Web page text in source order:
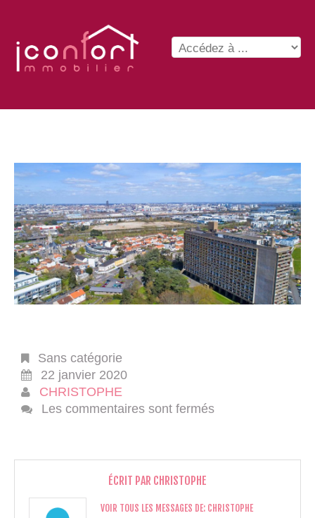
Sans catégorie
22 janvier 2020
CHRISTOPHE
Les commentaires sont fermés
ÉCRIT PAR CHRISTOPHE
VOIR TOUS LES MESSAGES DE: CHRISTOPHE